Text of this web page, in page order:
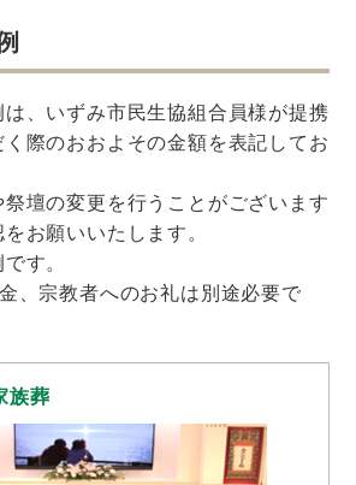
、いずみ市民生協組合員様が提携
際のおおよその金額を表記してお
壇の変更を行うことがございます
お願いいたします。
す。
、宗教者へのお礼は別途必要で
族葬